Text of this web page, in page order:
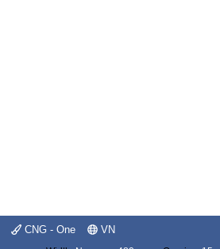
CNG - One VN